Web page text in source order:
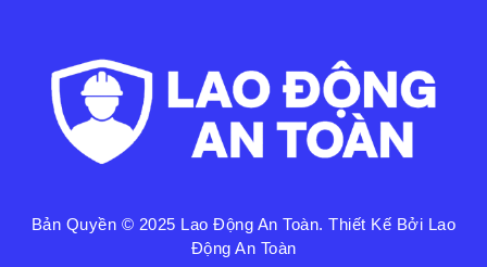
Bản Quyền © 2025 Lao Động An Toàn. Thiết Kế Bởi Lao
Động An Toàn